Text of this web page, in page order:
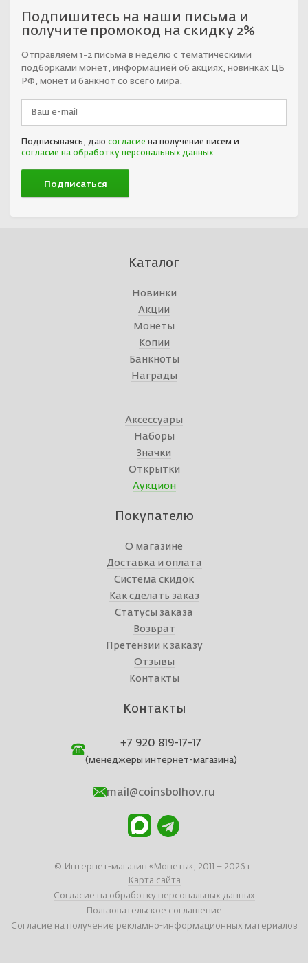
Подпишитесь на наши письма и
получите промокод на скидку 2%
Отправляем 1-2 письма в неделю с тематическими
подборками монет, информацией об акциях, новинках ЦБ
РФ, монет и банкнот со всего мира.
Подписываясь, даю согласие на получение писем и
согласие на обработку персональных данных
Каталог
Новинки
Акции
Монеты
Копии
Банкноты
Награды
Аксессуары
Наборы
Значки
Открытки
Аукцион
Покупателю
О магазине
Доставка и оплата
Система скидок
Как сделать заказ
Статусы заказа
Возврат
Претензии к заказу
Отзывы
Контакты
Контакты
+7 920 819-17-17
(менеджеры интернет-магазина)
mail@coinsbolhov.ru
© Интернет-магазин «Монеты», 2011 – 2026 г.
Карта сайта
Согласие на обработку персональных данных
Пользовательское соглашение
Согласие на получение рекламно-информационных материалов